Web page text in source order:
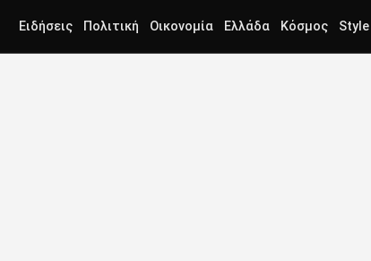
Ειδήσεις Πολιτική Οικονομία Ελλάδα Κόσμος Style